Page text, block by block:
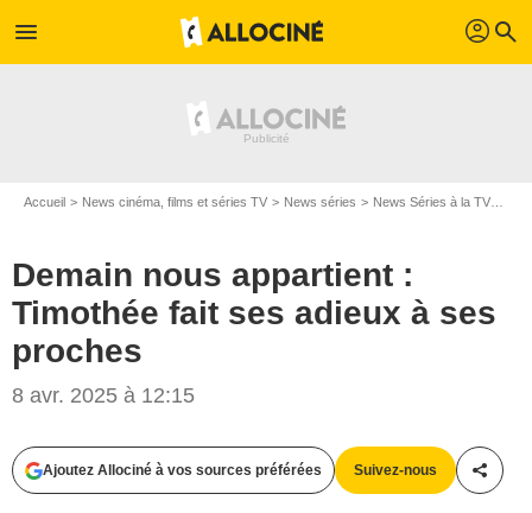
menu profil search
Accueil News cinéma, films et séries TV News séries News Séries à la TV
Demain nous appartient :
Timothée fait ses adieux à ses
proches
8 avr. 2025 à 12:15
Ajoutez Allociné à vos sources préférées Suivez-nous